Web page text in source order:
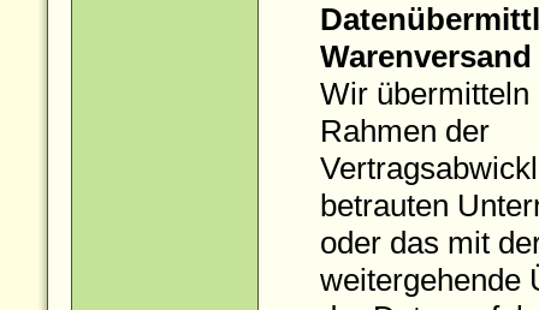
Warenversand
Wir übermitteln
Rahmen der
betrauten
oder das mit
weitergehende